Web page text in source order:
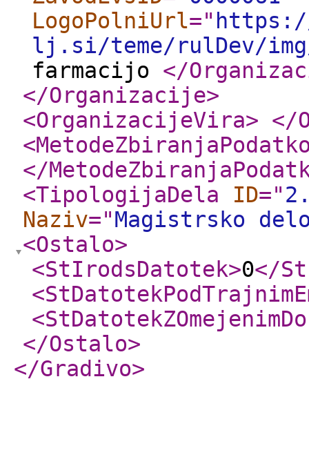
LogoPolniUrl="
lj.si/teme/rulDev/
farmacijo </
</Organizacije>
<OrganizacijeVira> </
</
<TipologijaDela
ID="
Naziv="Magistrsko
<Ostalo>
<StIrodsDatotek>0</
</Ostalo>
</Gradivo>